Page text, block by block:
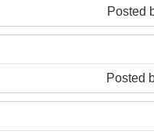
Posted
Posted